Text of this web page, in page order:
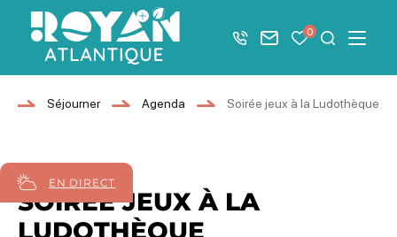
Afficher la barre de navigation du mode éco
Royan Atlantique
+33 5 46 08 21 00
Nous contacter
Mes favoris
0 JeMenu
Séjourner Agenda Soirée jeux à la Ludothèque
EN DIRECT
08 août 2026
SOIRÉE JEUX À LA
LUDOTHÈQUE